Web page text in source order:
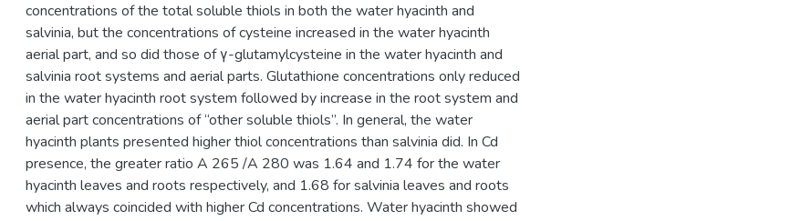
concentrations of the total soluble thiols in both the water hyacinth and
salvinia, but the concentrations of cysteine increased in the water hyacinth
aerial part, and so did those of γ-glutamylcysteine in the water hyacinth and
salvinia root systems and aerial parts. Glutathione concentrations only reduced
in the water hyacinth root system followed by increase in the root system and
aerial part concentrations of “other soluble thiols”. In general, the water
hyacinth plants presented higher thiol concentrations than salvinia did. In Cd
presence, the greater ratio A 265 /A 280 was 1.64 and 1.74 for the water
hyacinth leaves and roots respectively, and 1.68 for salvinia leaves and roots
which always coincided with higher Cd concentrations. Water hyacinth showed